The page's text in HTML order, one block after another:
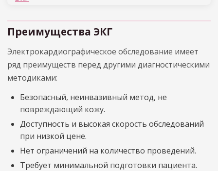
Преимущества ЭКГ
Электрокардиографическое обследование имеет
ряд преимуществ перед другими диагностическими
методиками:
Безопасный, неинвазивный метод, не
повреждающий кожу.
Доступность и высокая скорость обследований
при низкой цене.
Нет ограничений на количество проведений.
Требует минимальной подготовки пациента.